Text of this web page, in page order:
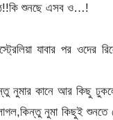
শুনছে এসব ও…!
যাবার পর ওদের
নুমার কানে আর কিছু
নুমা কিছুই